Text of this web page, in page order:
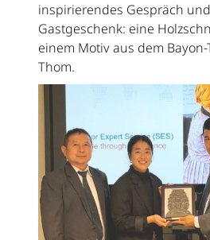
inspirierendes Gespräch
Gastgeschenk: eine
einem Motiv aus dem
Thom.